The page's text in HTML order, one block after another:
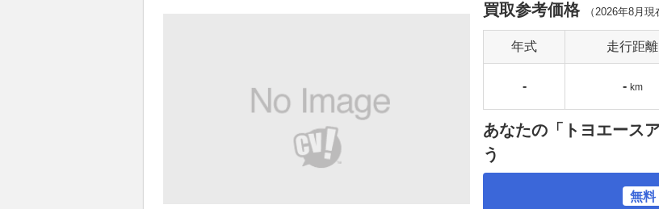
買取参考価格 （2026年8月 現
年式 走行距離
- - km
あなたの「トヨエース
う
無料